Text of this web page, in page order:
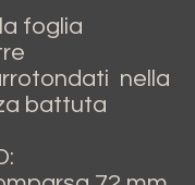
foglia
nella
battuta